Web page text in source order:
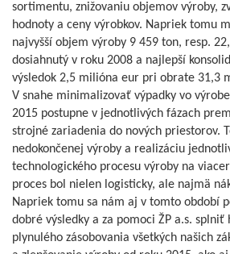
sortimentu, znižovaniu objemov výroby,
hodnoty a ceny výrobkov. Napriek tomu
najvyšší objem výroby 9 459 ton, resp.
dosiahnutý v roku 2008 a najlepší
výsledok 2,5 milióna eur pri obrate 31,3
V snahe minimalizovať výpadky vo
2015 postupne v jednotlivých fázach
strojné zariadenia do nových priestorov.
nedokončenej výroby a realizáciu
technologického procesu výroby na
proces bol nielen logisticky, ale najmä
Napriek tomu sa nám aj v tomto období
dobré výsledky a za pomoci ŽP a.s. splniť
plynulého zásobovania všetkých našich